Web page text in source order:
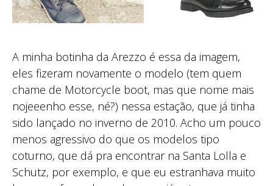
A minha botinha da Arezzo é essa da imagem,
eles fizeram novamente o modelo (tem quem
chame de Motorcycle boot, mas que nome mais
nojeeenho esse, né?) nessa estação, que já tinha
sido lançado no inverno de 2010. Acho um pouco
menos agressivo do que os modelos tipo
coturno, que dá pra encontrar na Santa Lolla e
Schutz, por exemplo, e que eu estranhava muito